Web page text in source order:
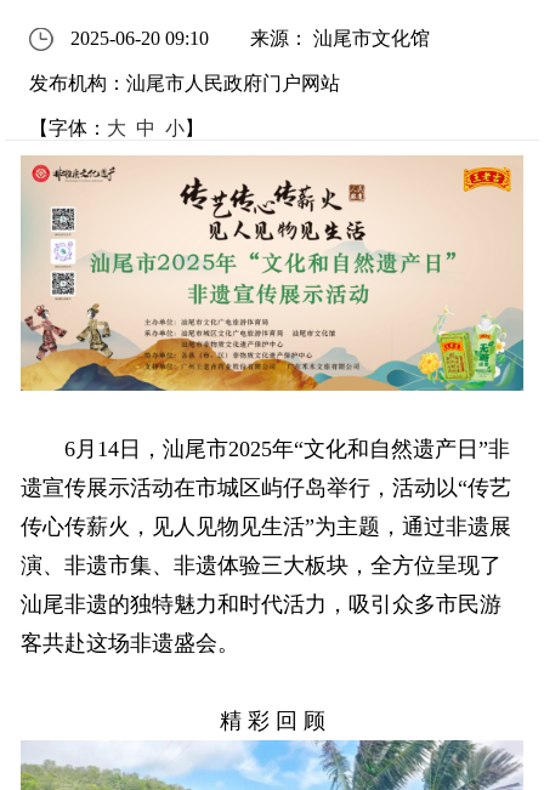
2025-06-20 09:10 来源： 汕尾市文化馆
发布机构：汕尾市人民政府门户网站
【字体： 大 中 小】
6月14日，汕尾市2025年“文化和自然遗产日”非
遗宣传展示活动在市城区屿仔岛举行，活动以“传艺
传心传薪火，见人见物见生活”为主题，通过非遗展
演、非遗市集、非遗体验三大板块，全方位呈现了
汕尾非遗的独特魅力和时代活力，吸引众多市民游
客共赴这场非遗盛会。
精 彩 回 顾